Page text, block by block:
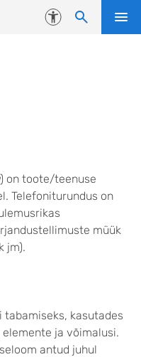
Juurdepääsetavus
) on toote/teenuse
Telefoniturundus on
müük
jm).
tabamiseks, kasutades
ja võimalusi.
antud juhul